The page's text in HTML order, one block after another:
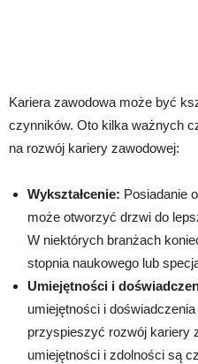
Kariera zawodowa może być
czynników. Oto kilka ważnych
na rozwój kariery zawodowej:
Wykształcenie: Posiadanie
może otworzyć drzwi do
W niektórych branżach
stopnia naukowego lub
Umiejętności i
umiejętności i
przyspieszyć rozwój kariery
umiejętności i zdolności są